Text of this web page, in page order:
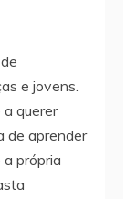
e jovens.
querer
de aprender
a própria